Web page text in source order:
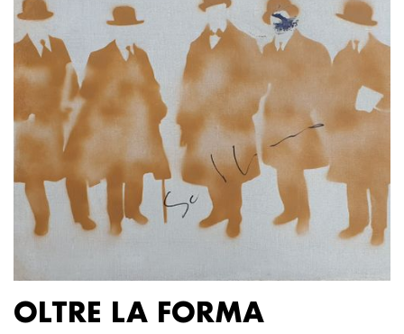
OLTRE LA FORMA